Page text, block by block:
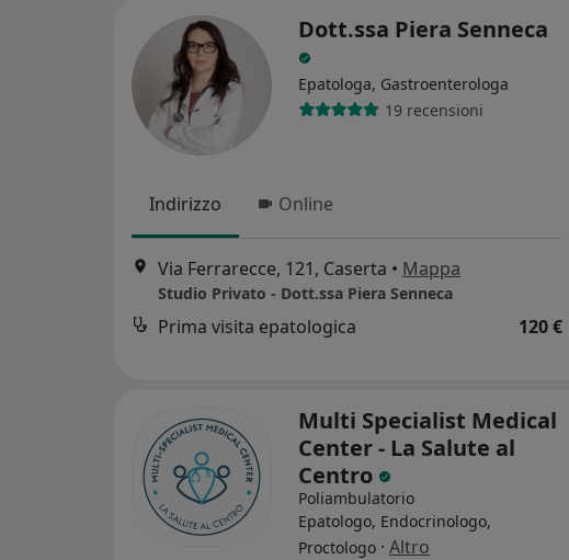
Dott.ssa Piera Senneca
Epatologa, Gastroenterologa
19 recensioni
Indirizzo Online
Via Ferrarecce, 121, Caserta • Mappa
Studio Privato - Dott.ssa Piera Senneca
Prima visita epatologica 120 €
Multi Specialist Medical
Center - La Salute al
Centro
Poliambulatorio
Epatologo, Endocrinologo,
Proctologo · Altro